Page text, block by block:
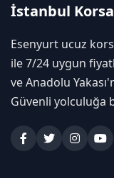
İstanbul
Esenyurt ucuz
ile 7/24 uygun
ve Anadolu
Güvenli yolculuğa